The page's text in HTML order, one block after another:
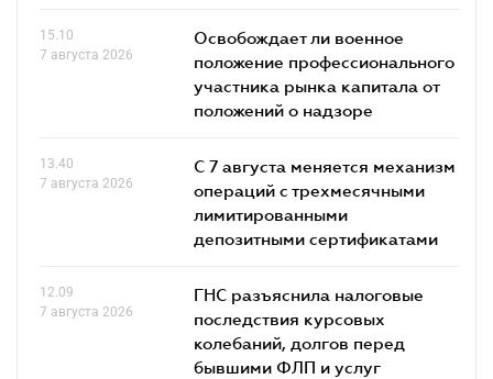
15.10
7 августа 2026
Освобождает ли военное
положение профессионального
участника рынка капитала от
положений о надзоре
13.40
7 августа 2026
С 7 августа меняется механизм
операций с трехмесячными
лимитированными
депозитными сертификатами
12.09
7 августа 2026
ГНС разъяснила налоговые
последствия курсовых
колебаний, долгов перед
бывшими ФЛП и услуг